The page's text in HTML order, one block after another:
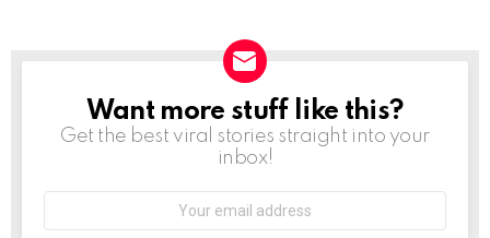
NEWSLETTER
Want more stuff like this?
Get the best viral stories straight into your
inbox!